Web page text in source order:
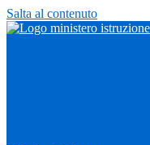
Salta al contenuto